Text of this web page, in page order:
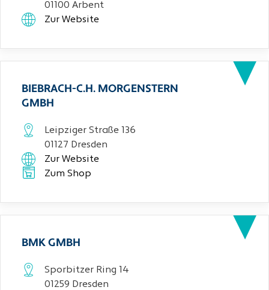
01100 Arbent
Zur Website
BIEBRACH-C.H. MORGENSTERN
GMBH
Leipziger Straße 136
01127 Dresden
Zur Website
Zum Shop
BMK GMBH
Sporbitzer Ring 14
01259 Dresden